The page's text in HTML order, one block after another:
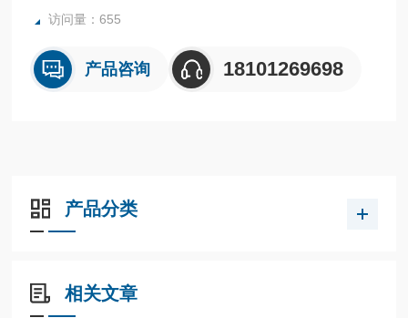
访问量：655
产品咨询 18101269698
产品分类
相关文章